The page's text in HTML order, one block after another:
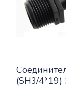
(SH3/4*19)